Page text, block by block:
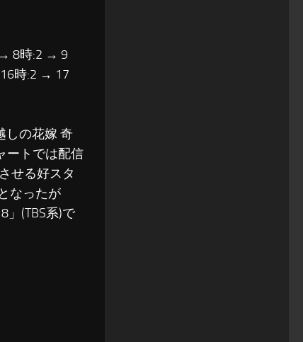
8時:2 → 9
時:2 → 17
しの花嫁 奇
ートでは配信
せる好スタ
なったが
」(TBS系)で